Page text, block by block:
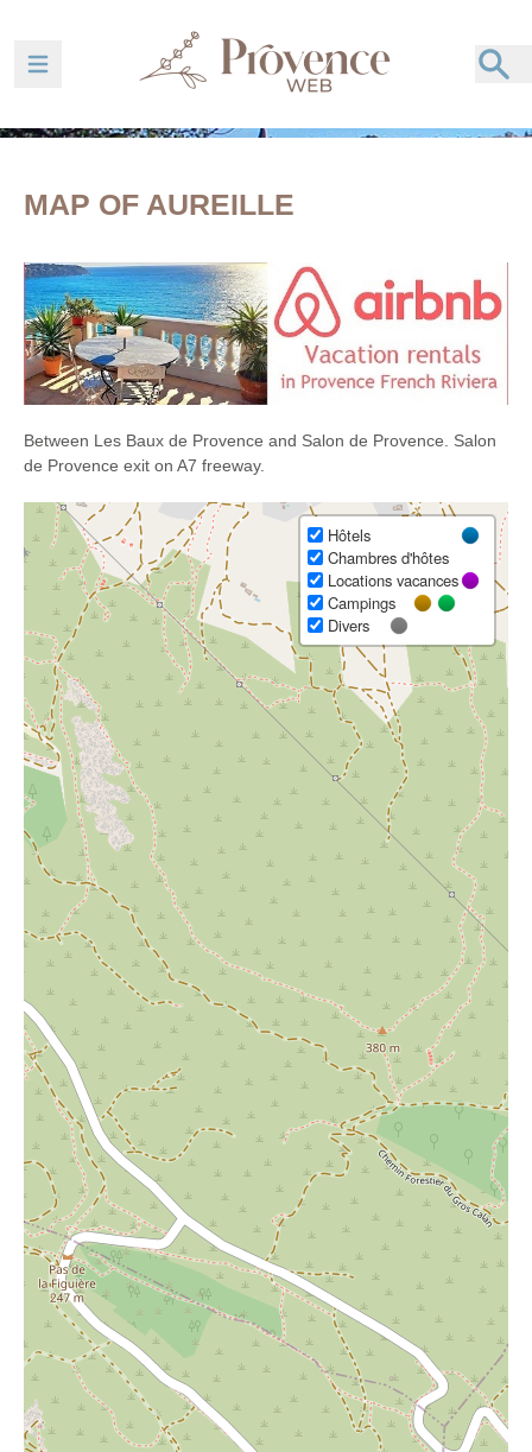
Ouvrir la barre de navigation
MAP OF AUREILLE
Between Les Baux de Provence and Salon de Provence. Salon
de Provence exit on A7 freeway.
Hôtels
Chambres d'hôtes
Locations vacances
Campings
Divers